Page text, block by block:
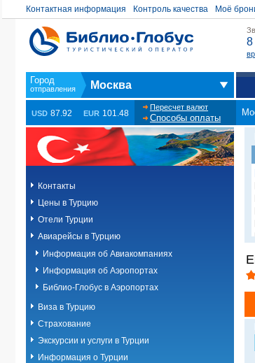
Контактная информация Контроль качества Моё
8
Москва
USD 87.92 EUR 101.48
Пересчет валют
Способы оплаты
Контакты
Цены в Турцию
Отели Турции
Авиарейсы в Турцию
Информация об Авиакомпаниях
Информация об Аэропортах
Библио-Глобус в Аэропортах
Виза в Турцию
Страхование
Экскурсии и услуги в Турции
Информация о Турции